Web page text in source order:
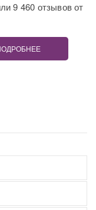
9 460 отзывов от